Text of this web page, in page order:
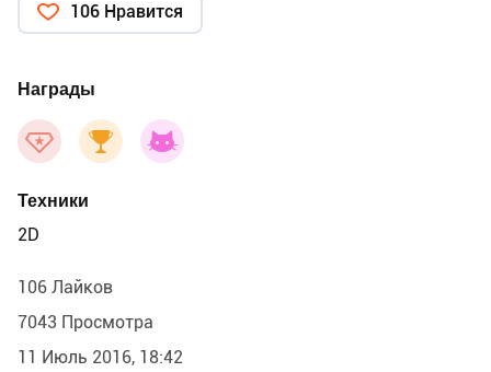
106 Нравится
Награды
Техники
2D
106 Лайков
7043 Просмотра
11 Июль 2016, 18:42